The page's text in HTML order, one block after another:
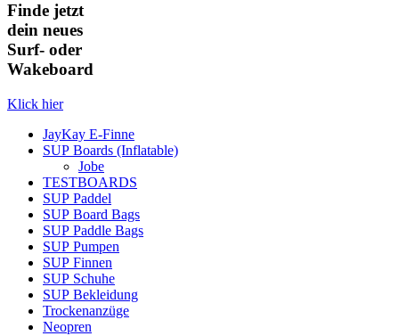
Finde jetzt
dein neues
Surf- oder
Wakeboard
Klick hier
JayKay E-Finne
SUP Boards (Inflatable)
Jobe
TESTBOARDS
SUP Paddel
SUP Board Bags
SUP Paddle Bags
SUP Pumpen
SUP Finnen
SUP Schuhe
SUP Bekleidung
Trockenanzüge
Neopren